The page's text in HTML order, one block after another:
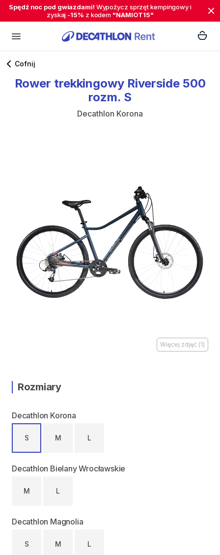
Spędź noc pod gwiazdami! Wypożycz sprzęt kempingowy i
zyskaj -15% z kodem "NAMIOT15"
Cofnij
Rower trekkingowy Riverside 500
rozm. S
Decathlon Korona
Więcej zdjęć (1)
Rozmiary
Decathlon Korona
S M L
Decathlon Bielany Wrocławskie
M L
Decathlon Magnolia
S M L